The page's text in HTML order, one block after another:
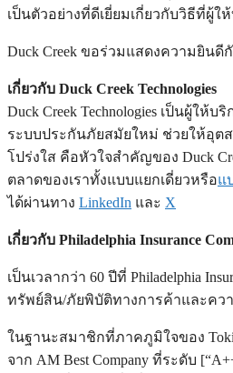
เป็นตัวอย่างที่ดีเยี่ยมเกี่ยวกับวิธีที่ผู้
Duck Creek ขอร่วมแสดงความยิน
เกี่ยวกับ Duck Creek Technologies
Duck Creek Technologies เป็นผู้
ระบบประกันภัยสมัยใหม่ ช่วยให้อุต
โปร่งใส คือหัวใจสำคัญของ Duck
ตลาดของเราทั้งแบบแยกเดี่ยวหรือแ
ได้ผ่านทาง LinkedIn และ X
เกี่ยวกับ Philadelphia Insurance
เป็นเวลากว่า 60 ปีที่ Philadelphia
ทรัพย์สิน/ภัยพิบัติทางการค้าและคว
ในฐานะสมาชิกที่ภาคภูมิใจของ
จาก AM Best Company ที่ระดับ